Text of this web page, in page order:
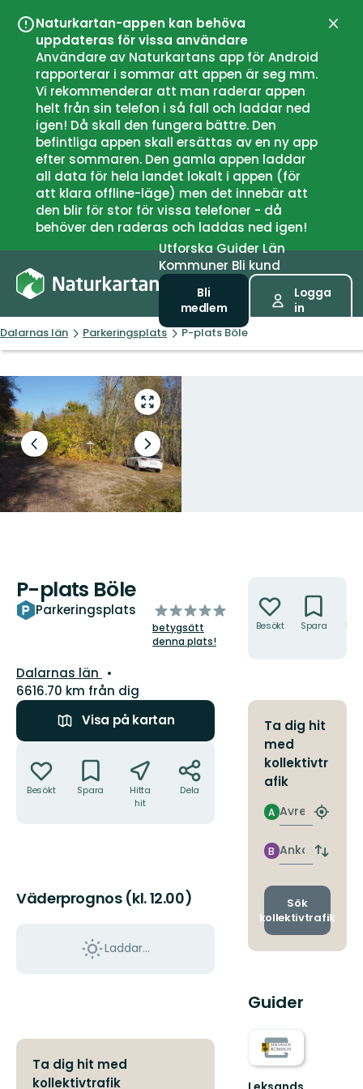
Naturkartan-appen kan behöva
uppdateras för vissa användare
Användare av Naturkartans app för Android
rapporterar i sommar att appen är seg mm.
Vi rekommenderar att man raderar appen
helt från sin telefon i så fall och laddar ned
igen! Då skall den fungera bättre. Den
befintliga appen skall ersättas av en ny app
efter sommaren. Den gamla appen laddar
all data för hela landet lokalt i appen (för
att klara offline-läge) men det innebär att
den blir för stor för vissa telefoner - då
behöver den raderas och laddas ned igen!
UtforskaGuiderLän
Kommuner Bli kund
Bli
medlem
Logga
in
Dalarnas län Parkeringsplats P-plats Böle
Gå
till
helskärmsläge
Föregående
bild
Nästa
bildspel
P-plats Böle
Parkeringsplats
av
5
stjärnor
betygsätt
denna plats!
Län:
Dalarnas län
6616.70 km från dig
Visa på kartan
Besökt Spara
Hitta
hit
Dela
Väderprognos (kl. 12.00)
Laddar...
Ta dig hit med
kollektivtrafik
Besökt Spara
Ta dig hit
med
kollektivtr
afik
Avresa
A
Hitta
Ankomst
B
Byt
och
Sök
kollektivtrafik
Guider